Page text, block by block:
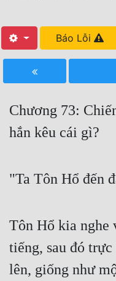
Truyện Mới Ra
Hoàn Thành
Free
Hậu Cung
Truyện Dịch
Truyện ngắn
Xa Lộ Dịch
Báo Lỗi
Chương 73:
hắn kêu cái gì?
"Ta Tôn Hổ đến
Tôn Hổ kia nghe
tiếng, sau đó
lên, giống như